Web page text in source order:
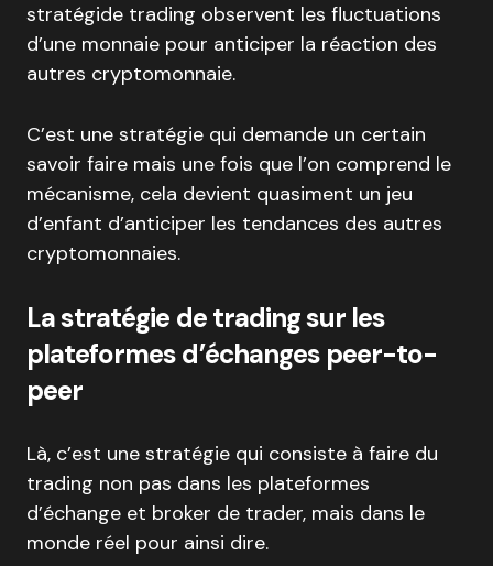
stratégide trading observent les fluctuations
d’une monnaie pour anticiper la réaction des
autres cryptomonnaie.
C’est une stratégie qui demande un certain
savoir faire mais une fois que l’on comprend le
mécanisme, cela devient quasiment un jeu
d’enfant d’anticiper les tendances des autres
cryptomonnaies.
La stratégie de trading sur les
plateformes d’échanges peer-to-
peer
Là, c’est une stratégie qui consiste à faire du
trading non pas dans les plateformes
d’échange et broker de trader, mais dans le
monde réel pour ainsi dire.